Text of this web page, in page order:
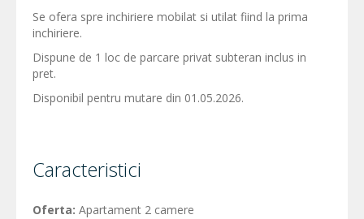
Se ofera spre inchiriere mobilat si utilat fiind la prima
inchiriere.
Dispune de 1 loc de parcare privat subteran inclus in
pret.
Disponibil pentru mutare din 01.05.2026.
Caracteristici
Oferta: Apartament 2 camere